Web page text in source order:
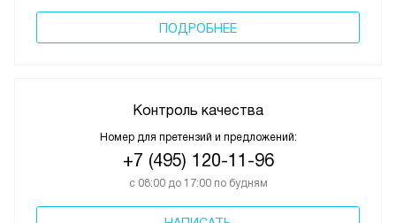
ПОДРОБНЕЕ
Контроль качества
Номер для претензий и предложений:
+7 (495) 120-11-96
с 08:00 до 17:00 по будням